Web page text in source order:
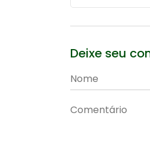
Deixe seu